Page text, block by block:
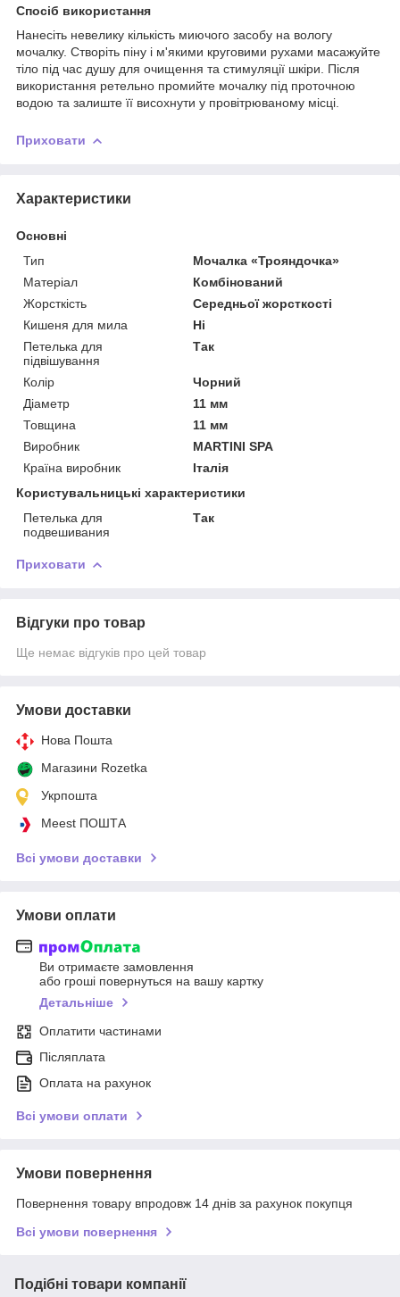
Спосіб використання
Нанесіть невелику кількість миючого засобу на вологу
мочалку. Створіть піну і м'якими круговими рухами масажуйте
тіло під час душу для очищення та стимуляції шкіри. Після
використання ретельно промийте мочалку під проточною
водою та залиште її висохнути у провітрюваному місці.
Приховати
Характеристики
Основні
Тип
Мочалка «Трояндочка»
Матеріал
Комбінований
Жорсткість
Середньої жорсткості
Кишеня для мила
Ні
Петелька для
підвішування
Так
Колір
Чорний
Діаметр
11 мм
Товщина
11 мм
Виробник
MARTINI SPA
Країна виробник
Італія
Користувальницькі характеристики
Петелька для
подвешивания
Так
Приховати
Відгуки про товар
Ще немає відгуків про цей товар
Умови доставки
Нова Пошта
Магазини Rozetka
Укрпошта
Meest ПОШТА
Всі умови доставки
Умови оплати
Ви отримаєте замовлення
або гроші повернуться на вашу картку
Детальніше
Оплатити частинами
Післяплата
Оплата на рахунок
Всі умови оплати
Умови повернення
Повернення товару впродовж 14 днів за рахунок покупця
Всі умови повернення
Подібні товари компанії